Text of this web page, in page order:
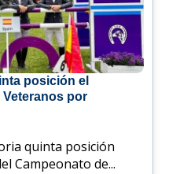
posición el
por
quinta posición
Campeonato de...